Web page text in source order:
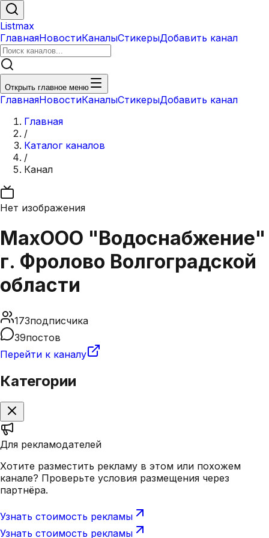
Listmax
ГлавнаяНовостиКаналыСтикерыДобавить канал
Открыть главное меню
ГлавнаяНовостиКаналыСтикерыДобавить канал
Главная
/
Каталог каналов
/
Канал
Нет изображения
MaxООО "Водоснабжение"
г. Фролово Волгоградской
области
173подписчика
39постов
Перейти к каналу
Категории
Для рекламодателей
Хотите разместить рекламу в этом или похожем
канале? Проверьте условия размещения через
партнёра.
Узнать стоимость рекламы
Узнать стоимость рекламы